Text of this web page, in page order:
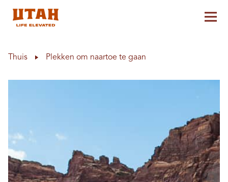
Thuis Plekken om naartoe te gaan